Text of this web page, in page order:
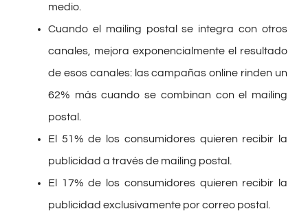
medio.
Cuando el mailing postal se integra con otros
canales, mejora exponencialmente el resultado
de esos canales: las campañas online rinden un
62% más cuando se combinan con el mailing
postal.
El 51% de los consumidores quieren recibir la
publicidad a través de mailing postal.
El 17% de los consumidores quieren recibir la
publicidad exclusivamente por correo postal.